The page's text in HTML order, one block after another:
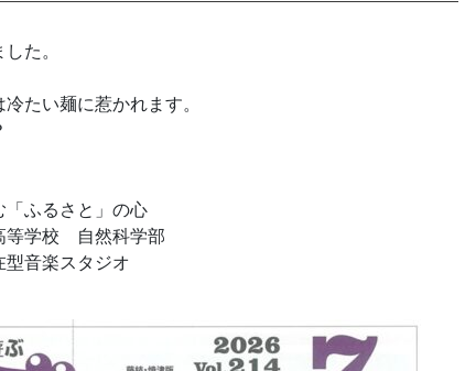
ACTIONの「二つ星」宣言
た。
たい麺に惹かれます。
「ふるさと」の心
等学校 自然科学部
型音楽スタジオ